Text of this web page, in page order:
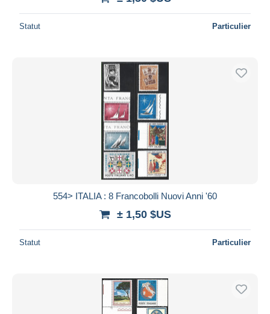
Statut Particulier
554> ITALIA : 8 Francobolli Nuovi Anni '60
± 1,50 $US
Statut Particulier